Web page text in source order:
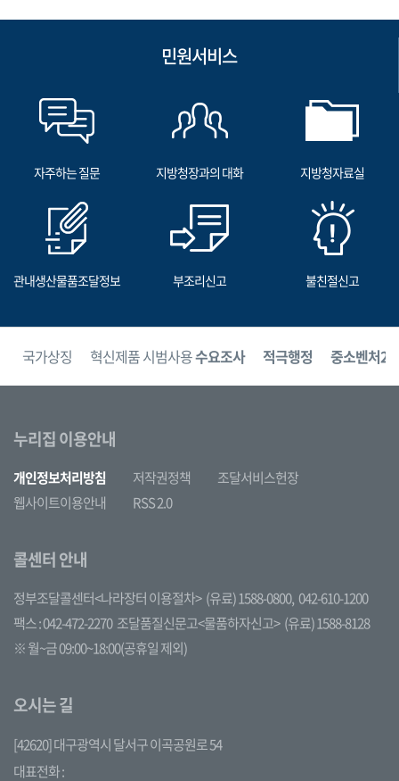
민원서비스
자주하는 질문 지방청장과의 대화 지방청자료실
관내생산물품조달정보 부조리신고 불친절신고
국가상징 혁신제품 시범사용수요조사 적극행정 중소벤처24
누리집 이용안내
개인정보처리방침 저작권정책
조달서비스헌장
웹사이트이용안내
RSS 2.0
콜센터 안내
정부조달콜센터<나라장터 이용절차> (유료) 1588-0800, 042-610-1200
팩스 : 042-472-2270 조달품질신문고<물품하자신고> (유료) 1588-8128
※ 월~금 09:00~18:00(공휴일 제외)
오시는 길
[42620] 대구광역시 달서구 이곡공원로 54
대표전화 :